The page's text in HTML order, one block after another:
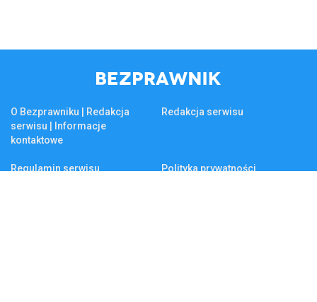
O Bezprawniku | Redakcja
serwisu | Informacje
kontaktowe
Redakcja serwisu
Regulamin serwisu Polityka prywatności